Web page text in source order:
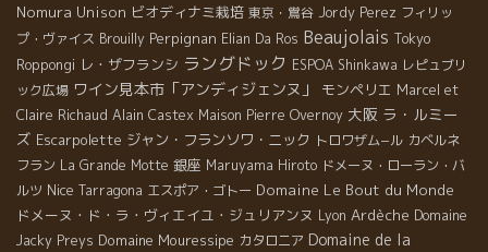
Nomura Unison ビオディナミ栽培 東京・鴬谷 Jordy Perez フィリッ
プ・ヴァイス Brouilly Perpignan Elian Da Ros Beaujolais Tokyo
Roppongi レ・ザフランシ ラングドック ESPOA Shinkawa レピュブリ
ック広場 ワイン見本市「アンディジェンヌ」 モンペリエ Marcel et
Claire Richaud Alain Castex Maison Pierre Overnoy 大阪 ラ・ルミー
ズ Escarpolette ジャン・フランソワ・ニック トロワザム−ル カベルネ
フラン La Grande Motte 銀座 Maruyama Hiroto ドメーヌ・ローラン・バ
ルツ Nice Tarragona エスポア・ゴトー Domaine Le Bout du Monde
ドメーヌ・ド・ラ・ヴィエイユ・ジュリアンヌ Lyon Ardèche Domaine
Jacky Preys Domaine Mouressipe カタロニア Domaine de la